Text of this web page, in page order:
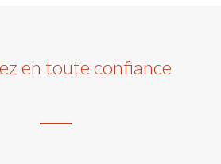
en toute confiance